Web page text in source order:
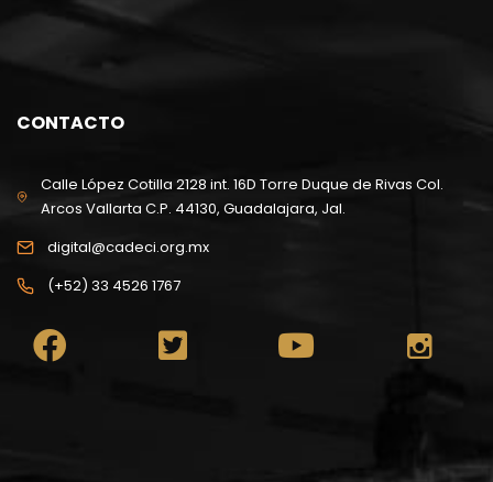
CONTACTO
Calle López Cotilla 2128 int. 16D Torre Duque de Rivas Col.
Arcos Vallarta C.P. 44130, Guadalajara, Jal.
digital@cadeci.org.mx
(+52) 33 4526 1767